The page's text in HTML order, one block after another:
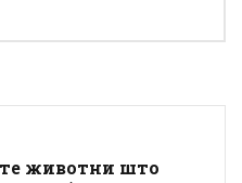
животни што